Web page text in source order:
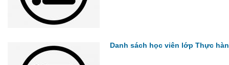
Danh sách học viên lớp Thực